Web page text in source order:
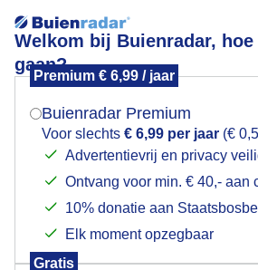
Welkom bij Buienradar,
gaan?
Premium € 6,99 / jaar
Buienradar Premium
Voor slechts € 6,99 per jaar (€
Advertentievrij en privacy
Ontvang voor min. € 40,- aan
10% donatie aan
Elk moment opzegbaar
Gratis
IJsjesweer
Mogen we je locatie
Indien je hier nog geen akkoord
verschijnt er zo een pop-up uit